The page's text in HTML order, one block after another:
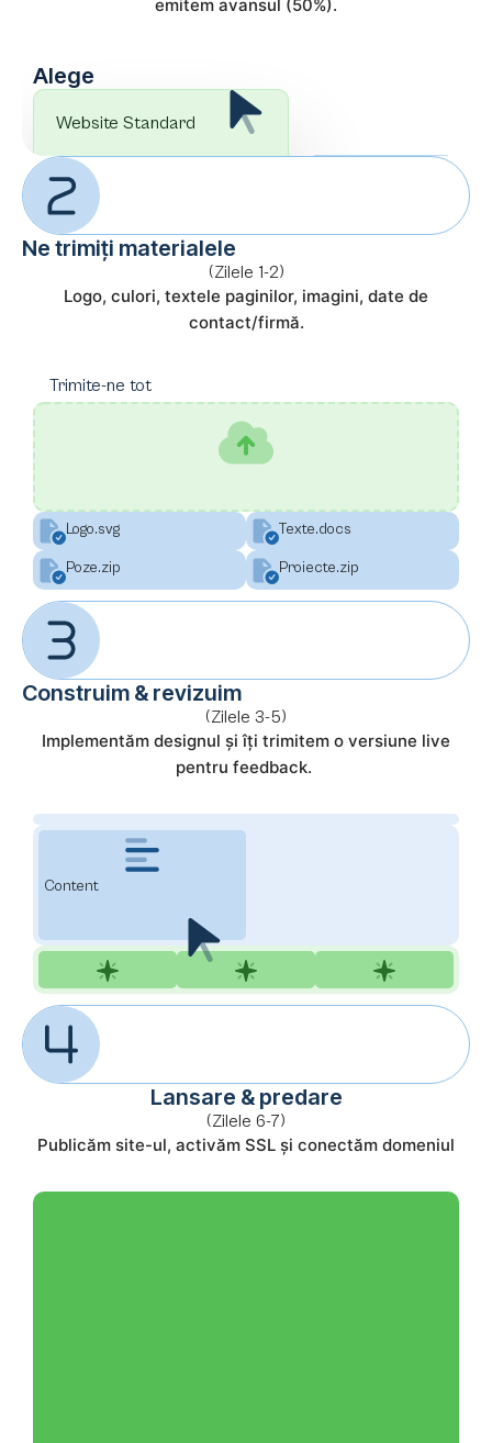
emitem avansul (50%).
Alege
Website Standard
Ne trimiți materialele
(Zilele 1-2)
Logo, culori, textele paginilor, imagini, date de
contact/firmă.
Trimite-ne tot
Logo.svg Texte.docs
Poze.zip Proiecte.zip
Construim & revizuim
(Zilele 3-5)
Implementăm designul și îți trimitem o versiune live
pentru feedback.
Content
Lansare & predare
(Zilele 6-7)
Publicăm site-ul, activăm SSL și conectăm domeniul